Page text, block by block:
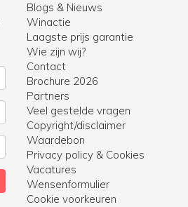
Blogs & Nieuws
Winactie
Laagste prijs garantie
Wie zijn wij?
Contact
Brochure 2026
Partners
Veel gestelde vragen
Copyright/disclaimer
Waardebon
Privacy policy & Cookies
Vacatures
Wensenformulier
Cookie voorkeuren